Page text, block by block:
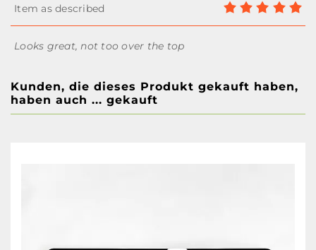
Looks great, not too over the top
Kunden, die dieses Produkt gekauft haben,
haben auch ... gekauft